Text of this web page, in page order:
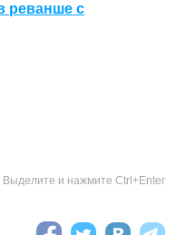
реванше с
Выделите и нажмите Ctrl+Enter